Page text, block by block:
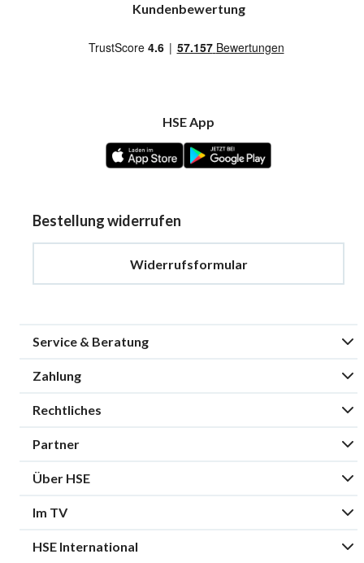
Kundenbewertung
HSE App
Bestellung widerrufen
Widerrufsformular
Service & Beratung
Zahlung
Rechtliches
Partner
Über HSE
Im TV
HSE International